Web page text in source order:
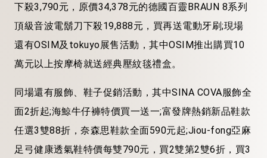
下殺3,790元，原價34,378元的德國百靈BRAUN 8系列
頂級音波電鬍刀下殺19,888元，買再送電動牙刷;現場
還有OSIM及tokuyo展售活動，其中OSIM推出購買10
萬元以上按摩椅就送經典壓紋毯禮盒。
同場還有服飾、鞋子促銷活動，其中SINA COVA服飾全
面2折起;海鯨牛仔褲特價買一送一;富發牌熱銷新品鞋款
任選3雙88折，奈森思鞋款全面590元起;Jiou-fong亞麻
足弓健康透氣鞋特價每雙790元，買2雙第2雙6折，買3